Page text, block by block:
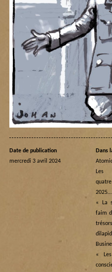
Date de publication
mercredi 3 avril 2024
Dans
Les
quatre
2025…
« La
faim
«